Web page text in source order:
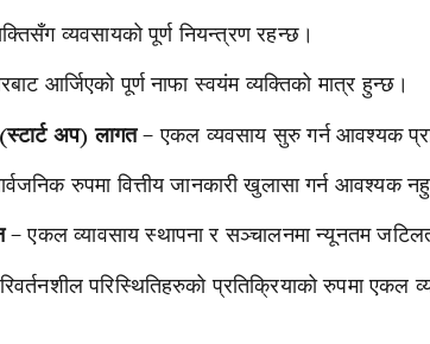
व्यवसायको पूर्ण नियन्त्रण रहन्छ।
आर्जिएको पूर्ण नाफा स्वयंम व्यक्तिको मात्र हुन्छ।
अप) लागत– एकल व्यवसाय सुरु गर्न आवश्यक
रुपमा वित्तीय जानकारी खुलासा गर्न आवश्यक
– एकल व्यावसाय स्थापना र सञ्चालनमा न्यूनतम
परिस्थितिहरुको प्रतिक्रियाको रुपमा एकल